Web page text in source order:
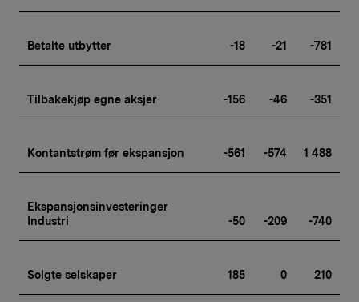
Betalte utbytter -18 -21 -781
Tilbakekjøp egne aksjer -156 -46 -351
Kontantstrøm før ekspansjon -561 -574 1 488
Ekspansjonsinvesteringer
Industri
-50 -209 -740
Solgte selskaper 185 0 210